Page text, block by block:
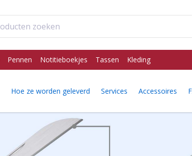
Pennen Notitieboekjes Tassen Kleding
Hoe ze worden geleverd Services Accessoires